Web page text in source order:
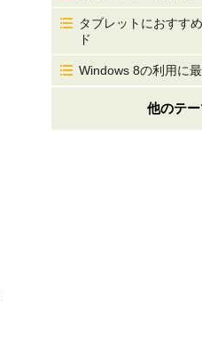
タブレットにおすす
ド
Windows 8の利用に
他のテ